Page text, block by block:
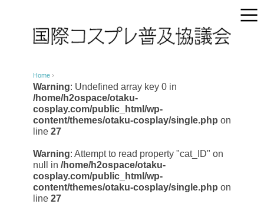
Home ›
Warning: Undefined array key 0 in
/home/h2ospace/otaku-
cosplay.com/public_html/wp-
content/themes/otaku-cosplay/single.php on
line 27
Warning: Attempt to read property "cat_ID" on
null in /home/h2ospace/otaku-
cosplay.com/public_html/wp-
content/themes/otaku-cosplay/single.php on
line 27